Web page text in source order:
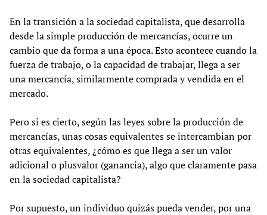
En la transición a la sociedad capitalista, que desarrolla
desde la simple producción de mercancías, ocurre un
cambio que da forma a una época. Esto acontece cuando la
fuerza de trabajo, o la capacidad de trabajar, llega a ser
una mercancía, similarmente comprada y vendida en el
mercado.
Pero si es cierto, según las leyes sobre la producción de
mercancías, unas cosas equivalentes se intercambian por
otras equivalentes, ¿cómo es que llega a ser un valor
adicional o plusvalor (ganancia), algo que claramente pasa
en la sociedad capitalista?
Por supuesto, un individuo quizás pueda vender, por una